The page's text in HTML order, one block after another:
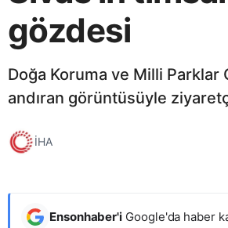
gözdesi
Doğa Koruma ve Milli
andıran görüntüsüyle
İHA
Ensonhaber'i Google'da haber